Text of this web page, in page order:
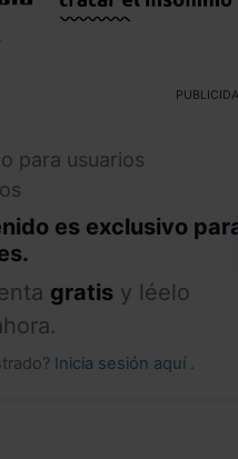
para usuarios
es exclusivo
gratis y léelo
Inicia sesión aquí .